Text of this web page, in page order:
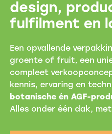
design,
fulfilment en
Een opvallende
groente of fruit, een
compleet
kennis, ervaring en
botanische én AGF-
Alles onder één dak,